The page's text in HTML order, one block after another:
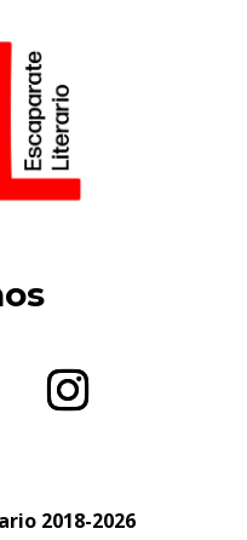
2018-2026